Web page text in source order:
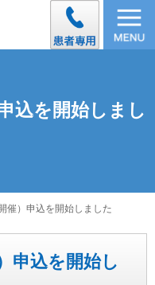
込を開始しまし
催）申込を開始しました
申込を開始し